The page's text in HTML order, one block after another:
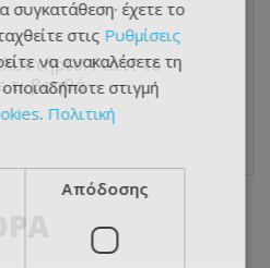
Γιατί το
τι βοηθά
συγκατάθεση· έχετε το
στις Ρυθμίσεις
να ανακαλέσετε τη
στιγμή
. Πολιτική
Απόδοσης